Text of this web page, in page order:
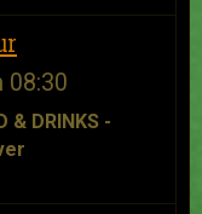
08:30
& DRINKS -